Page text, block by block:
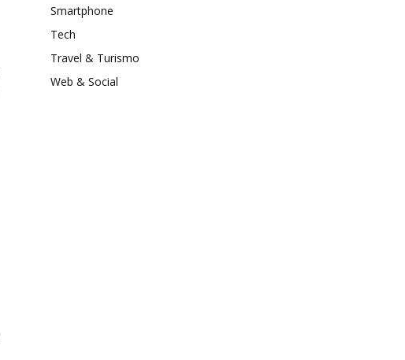
Smartphone
Tech
Travel & Turismo
Web & Social